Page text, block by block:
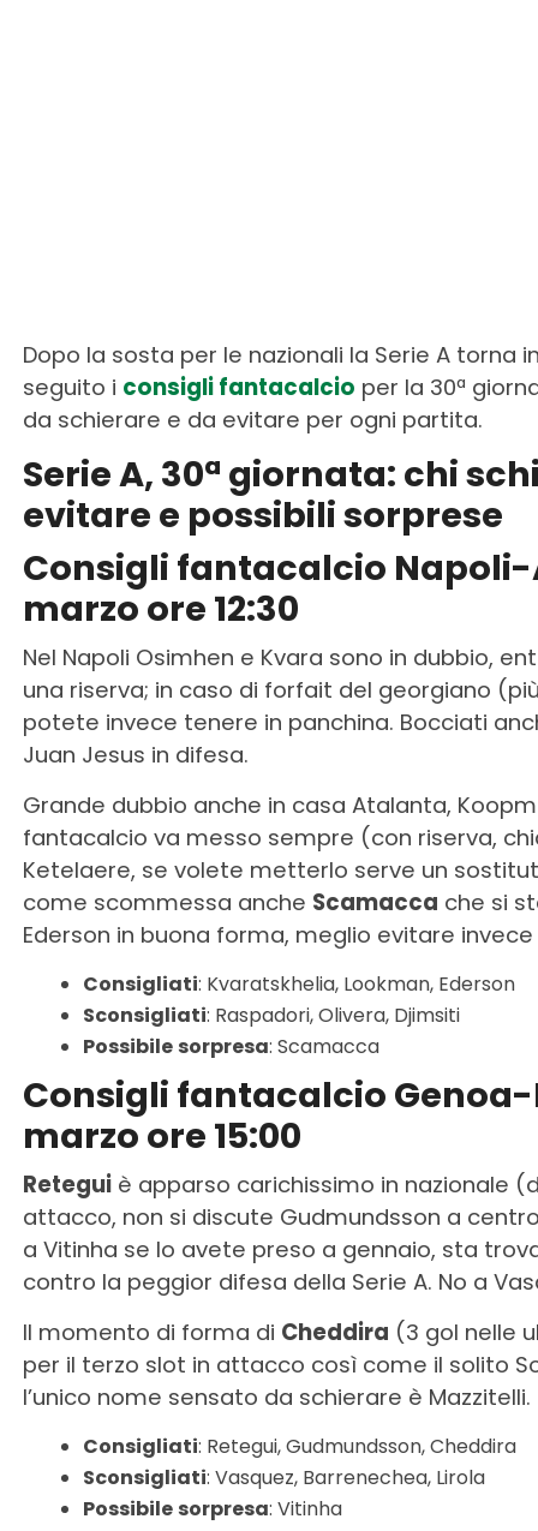
Dopo la sosta per le nazionali la Serie A torna
seguito i consigli fantacalcio per la 30ª
da schierare e da evitare per ogni partita.
Serie A, 30ª giornata: chi
evitare e possibili sorprese
Consigli fantacalcio
marzo ore 12:30
Nel Napoli Osimhen e Kvara sono in dubbio,
una riserva; in caso di forfait del georgiano
potete invece tenere in panchina. Bocciati
Juan Jesus in difesa.
Grande dubbio anche in casa Atalanta,
fantacalcio va messo sempre (con riserva,
Ketelaere, se volete metterlo serve un
come scommessa anche Scamacca che si
Ederson in buona forma, meglio evitare
Consigliati: Kvaratskhelia, Lookman, Ederson
Sconsigliati: Raspadori, Olivera, Djimsiti
Possibile sorpresa: Scamacca
Consigli fantacalcio
marzo ore 15:00
Reteguiè apparso carichissimo in nazionale
attacco, non si discute Gudmundsson a
a Vitinha se lo avete preso a gennaio, sta
contro la peggior difesa della Serie A. No a
Il momento di forma di Cheddira (3 gol nelle
per il terzo slot in attacco così come il solito
l’unico nome sensato da schierare è Mazzitelli.
Consigliati: Retegui, Gudmundsson, Cheddira
Sconsigliati: Vasquez, Barrenechea, Lirola
Possibile sorpresa: Vitinha